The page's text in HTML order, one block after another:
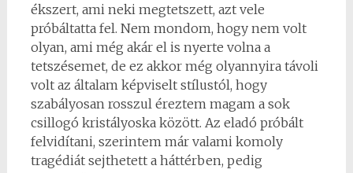
ékszert, ami neki megtetszett, azt vele
próbáltatta fel. Nem mondom, hogy nem volt
olyan, ami még akár el is nyerte volna a
tetszésemet, de ez akkor még olyannyira távoli
volt az általam képviselt stílustól, hogy
szabályosan rosszul éreztem magam a sok
csillogó kristályoska között. Az eladó próbált
felvidítani, szerintem már valami komoly
tragédiát sejthetett a háttérben, pedig